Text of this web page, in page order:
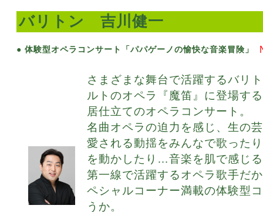
バリトン 吉川健一
● 体験型オペラコンサート「パパゲーノの愉快な音楽冒険」
さまざまな舞台で活躍するバリ
ルトのオペラ『魔笛』に登場す
居仕立てのオペラコンサート。
名曲オペラの迫力を感じ、生の
愛される動揺をみんなで歌った
を動かしたり…音楽を肌で感じ
第一線で活躍するオペラ歌手だ
ペシャルコーナー満載の体験型
うか。